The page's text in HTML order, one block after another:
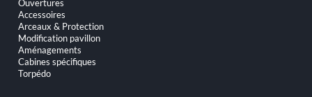
contenu
Ouvertures
Accessoires
Arceaux & Protection
Modification pavillon
Aménagements
Cabines spécifiques
Torpédo